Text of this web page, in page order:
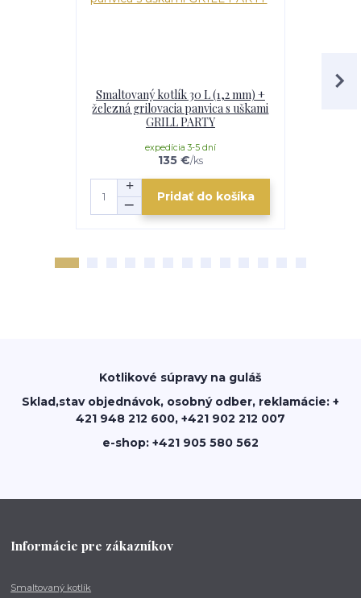
Smaltovaný kotlík 30 L (1,2 mm) +
železná grilovacia panvica s uškami
GRILL PARTY
135 €/ks
expedícia 3-5 dní
Pridať do košíka
Kotlikové súpravy na guláš
Sklad,stav objednávok, osobný odber, reklamácie: +
421 948 212 600, +421 902 212 007
e-shop: +421 905 580 562
Informácie pre zákazníkov
Smaltovaný kotlík